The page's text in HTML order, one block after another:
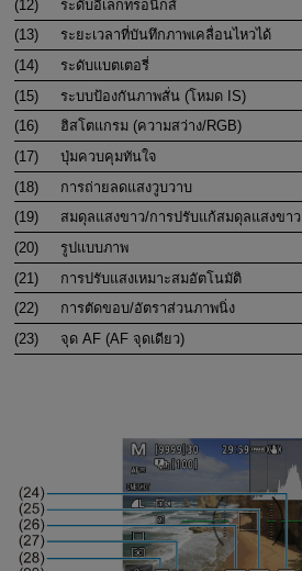
(12)
ระดับอิเล็กทรอนิกส์
(13)
ระยะเวลาที่บันทึกภาพเคลื่อนไหวได้
(14)
ระดับแบตเตอรี่
(15)
ระบบป้องกันภาพสั่น (โหมด IS)
(16)
ฮิสโตแกรม (ความสว่าง/RGB)
(17)
ปุ่มควบคุมทันใจ
(18)
การถ่ายลดแสงวูบวาบ
(19)
สมดุลแสงขาว/การปรับแก้สมดุลแสงขาว
(20)
รูปแบบภาพ
(21)
การปรับแสงเหมาะสมอัตโนมัติ
(22)
การตัดขอบ/อัตราส่วนภาพนิ่ง
(23)
จุด AF (AF จุดเดียว)